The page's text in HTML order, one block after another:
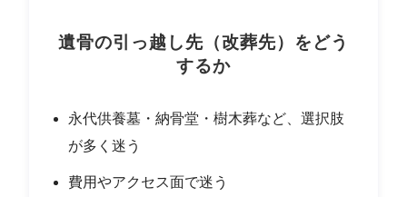
遺骨の引っ越し先（改葬先）をどう
するか
永代供養墓・納骨堂・樹木葬など、選択肢
が多く迷う
費用やアクセス面で迷う